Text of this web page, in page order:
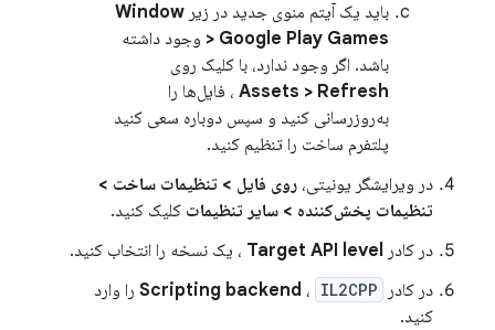
باید یک آیتم منوی جدید در زیر Window
> Google Play Games وجود داشته
باشد. اگر وجود ندارد، با کلیک روی
Assets > Refresh ، فایل‌ها را
به‌روزرسانی کنید و سپس دوباره سعی کنید
پلتفرم ساخت را تنظیم کنید.
در ویرایشگر یونیتی، روی فایل > تنظیمات ساخت >
تنظیمات پخش‌کننده > سایر تنظیمات کلیک کنید.
در کادر Target API level ، یک نسخه را انتخاب کنید.
در کادر
Scripting backend ، IL2CPP
را وارد
کنید.